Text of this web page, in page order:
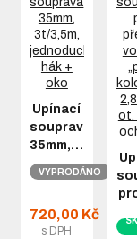
Upínací
souprava
35mm,…
VYPRODÁNO
720,00 Kč
s DPH